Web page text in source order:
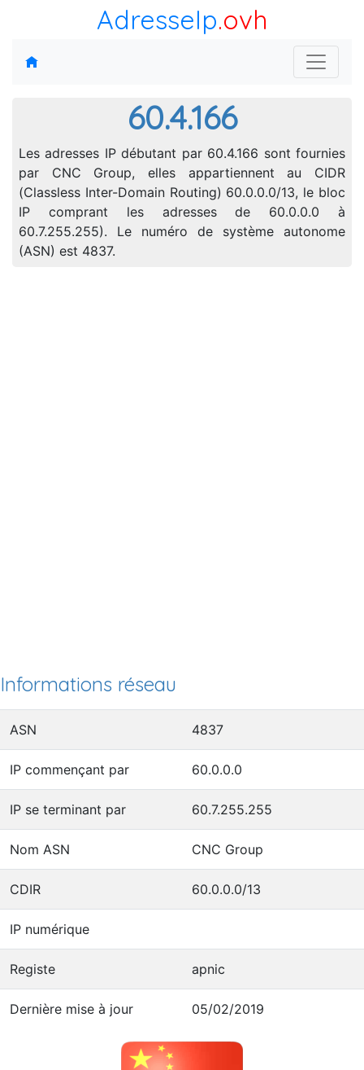
AdresseIp.ovh
60.4.166
Les adresses IP débutant par 60.4.166 sont fournies
par CNC Group, elles appartiennent au CIDR
(Classless Inter-Domain Routing) 60.0.0.0/13, le bloc
IP comprant les adresses de 60.0.0.0 à
60.7.255.255). Le numéro de système autonome
(ASN) est 4837.
Informations réseau
ASN 4837
IP commençant par 60.0.0.0
IP se terminant par 60.7.255.255
Nom ASN CNC Group
CDIR 60.0.0.0/13
IP numérique
Registe apnic
Dernière mise à jour 05/02/2019